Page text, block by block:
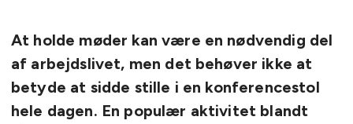
At holde møder kan være en nødvendig del
af arbejdslivet, men det behøver ikke at
betyde at sidde stille i en konferencestol
hele dagen. En populær aktivitet blandt